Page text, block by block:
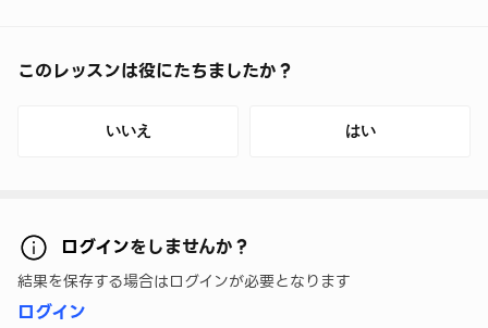
このレッスンは役にたちましたか？
いいえ はい
ログインをしませんか？
結果を保存する場合はログインが必要となります
ログイン